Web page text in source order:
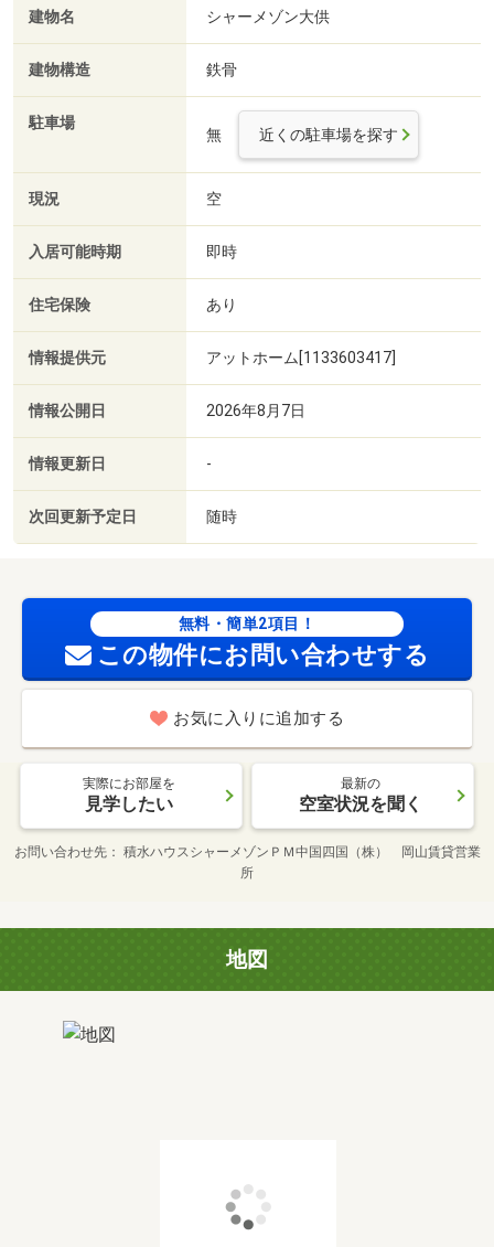
建物名 シャーメゾン大供
建物構造 鉄骨
駐車場
無 近くの駐車場を探す
現況 空
入居可能時期 即時
住宅保険 あり
情報提供元 アットホーム[1133603417]
情報公開日 2026年8月7日
情報更新日 -
次回更新予定日 随時
無料・簡単2項目！
この物件にお問い合わせする
お気に入りに追加する
実際にお部屋を
見学したい
最新の
空室状況を聞く
お問い合わせ先
積水ハウスシャーメゾンＰＭ中国四国（株） 岡山賃貸営業
所
地図